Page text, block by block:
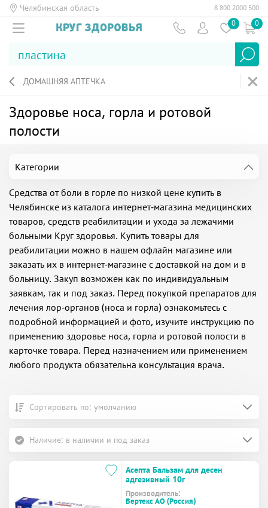
Челябинская область 8 800 2000 500
0 0
ДОМАШНЯЯ АПТЕЧКА
Здоровье носа, горла и ротовой
полости
Средства от боли в горле по низкой цене купить в
Челябинске из каталога интернет-магазина медицинских
товаров, средств реабилитации и ухода за лежачими
больными Круг здоровья. Купить товары для
реабилитации можно в нашем офлайн магазине или
заказать их в интернет-магазине с доставкой на дом и в
больницу. Закуп возможен как по индивидуальным
заявкам, так и под заказ. Перед покупкой препаратов для
лечения лор-органов (носа и горла) ознакомьтесь с
подробной информацией и фото, изучите инструкцию по
применению здоровье носа, горла и ротовой полости в
карточке товара. Перед назначением или применением
любого продукта обязательна консультация врача.
Сортировать по: умолчанию
Наличие: в наличии и под заказ
Асепта Бальзам для десен
адгезивный 10г
Производитель:
Вертекс АО (Россия)
Категории